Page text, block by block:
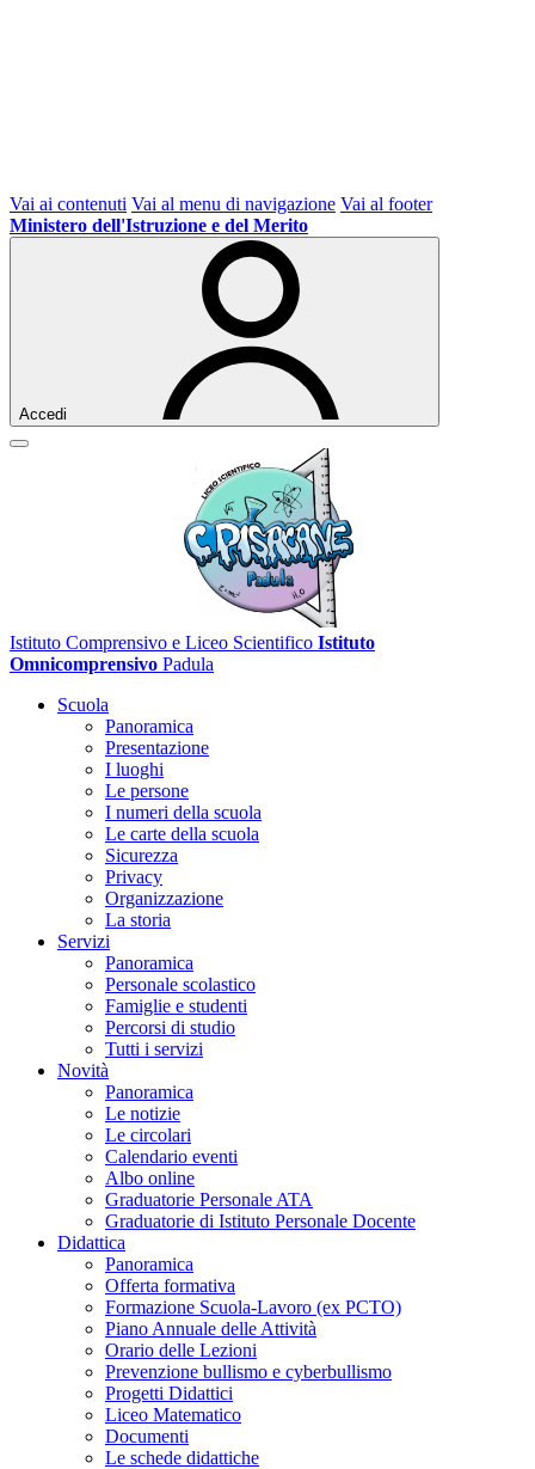
Vai ai contenuti Vai al menu di navigazione Vai al footer
Ministero dell'Istruzione e del Merito
Accedi
Istituto Comprensivo e Liceo Scientifico Istituto
Omnicomprensivo Padula
Scuola
Panoramica
Presentazione
I luoghi
Le persone
I numeri della scuola
Le carte della scuola
Sicurezza
Privacy
Organizzazione
La storia
Servizi
Panoramica
Personale scolastico
Famiglie e studenti
Percorsi di studio
Tutti i servizi
Novità
Panoramica
Le notizie
Le circolari
Calendario eventi
Albo online
Graduatorie Personale ATA
Graduatorie di Istituto Personale Docente
Didattica
Panoramica
Offerta formativa
Formazione Scuola-Lavoro (ex PCTO)
Piano Annuale delle Attività
Orario delle Lezioni
Prevenzione bullismo e cyberbullismo
Progetti Didattici
Liceo Matematico
Documenti
Le schede didattiche